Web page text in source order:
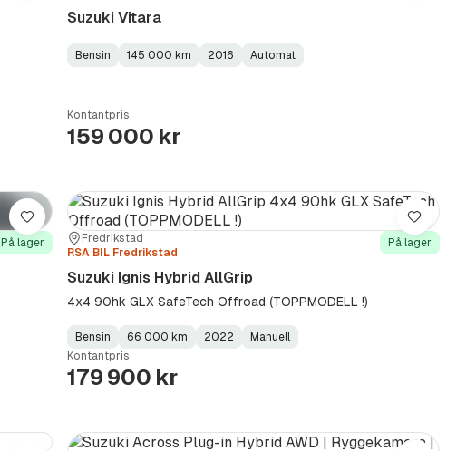
Suzuki Vitara
Fuel
Bensin
Kilometerstand:
145 000 km
Model
2016
Gearbox
Automat
Kontantpris
159 000 kr
På lager
Lagre
Sted:
Fredrikstad
Forhandler:
RSA BIL Fredrikstad
På lager
Suzuki Ignis Hybrid AllGrip
4x4 90hk GLX SafeTech Offroad (TOPPMODELL !)
Fuel
Type:
Bensin
Kilometerstand :
66 000 km
Model
Year:
2022
Gearbox
Type:
Manuell
Kontantpris
179 900 kr
Lagre